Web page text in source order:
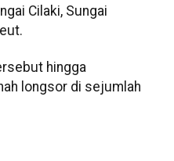
Cilaki, Sungai
hingga
longsor di sejumlah